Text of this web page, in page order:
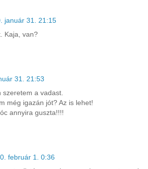
január 31. 21:15
Kaja, van?
31. 21:53
szeretem a vadast.
még igazán jót? Az is lehet!
annyira guszta!!!!
február 1. 0:36